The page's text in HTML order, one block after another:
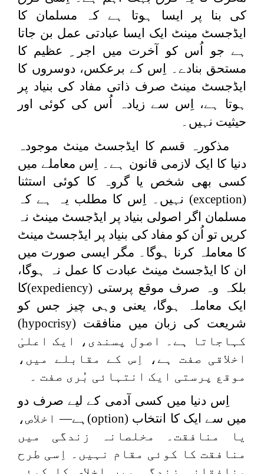
کی بنا پر ایسا ہوتا ہے کہ مسلمان کا
ایڈجسٹ مینٹ ایک ایسا عبادتی عمل بن جاتا
ہے جو اُس کو آخرت میں اجر ِ عظیم کا
مستحق بنادے۔ اِس کے برعکس، دوسروں کا
ایڈجسٹ مینٹ صرف ذاتی مفاد کی بنیاد پر
ہوتا ہے، اِس سے زیادہ اُس کی کوئی اور
حیثیت نہیں۔
مذکورہ قسم کا ایڈجسٹ مینٹ موجودہ
دنیا کا ایک لازمی قانون ہے۔ اِس معاملے میں
کسی بھی شخص یا گروہ کا کوئی استثنا
(
exception) نہیں۔ اِس کا مطلب یہ ہے کہ
مسلمان اگر اصولی بنیاد پر ایڈجسٹ مینٹ نہ
کریں تو اُن کو مفاد کی بنیاد پر ایڈجسٹ مینٹ
کا معاملہ کرنا ہوگا۔ مگر ایسی صورت میں
ان کا ایڈجسٹ مینٹ عبادت کا عمل نہ ہوگا،
بلکہ وہ صرف موقع پرستی (expediency)کا
ایک معاملہ ہوگا، یعنی وہی چیز جس کو
شریعت کی زبان میں منافقت (hypocrisy
)
کہاجاتا ہے۔ اصول پسندی، ایک اعلیٰ
اخلاقی صفت ہے، اِس کے مقابلے میں،
موقع پرستی ایک انتہائی بُری صفت ۔
اِس دنیا میں کسی آدمی کے لیے صرف دو
میں سے ایک کا انتخاب (option)ہے— اخلاص،
یا منافقت۔ مخلصانہ زندگی میں
منافقت کا کوئی مقام نہیں۔ اِسی طرح